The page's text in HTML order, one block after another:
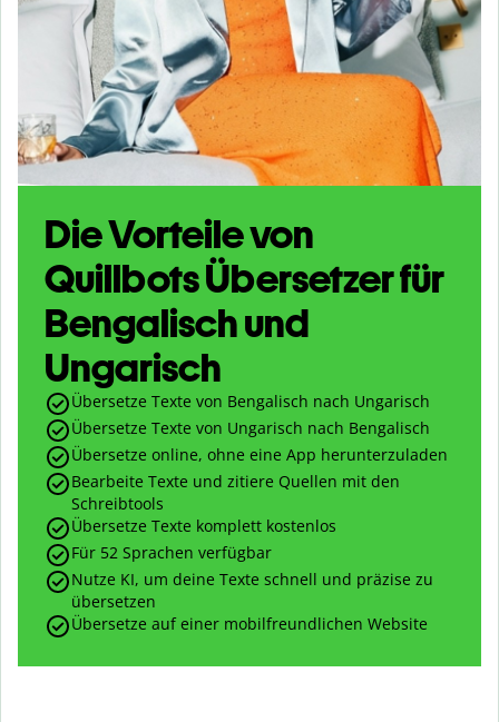
Die Vorteile von
Quillbots Übersetzer für
Bengalisch und
Ungarisch
Übersetze Texte von Bengalisch nach Ungarisch
Übersetze Texte von Ungarisch nach Bengalisch
Übersetze online, ohne eine App herunterzuladen
Bearbeite Texte und zitiere Quellen mit den
Schreibtools
Übersetze Texte komplett kostenlos
Für 52 Sprachen verfügbar
Nutze KI, um deine Texte schnell und präzise zu
übersetzen
Übersetze auf einer mobilfreundlichen Website